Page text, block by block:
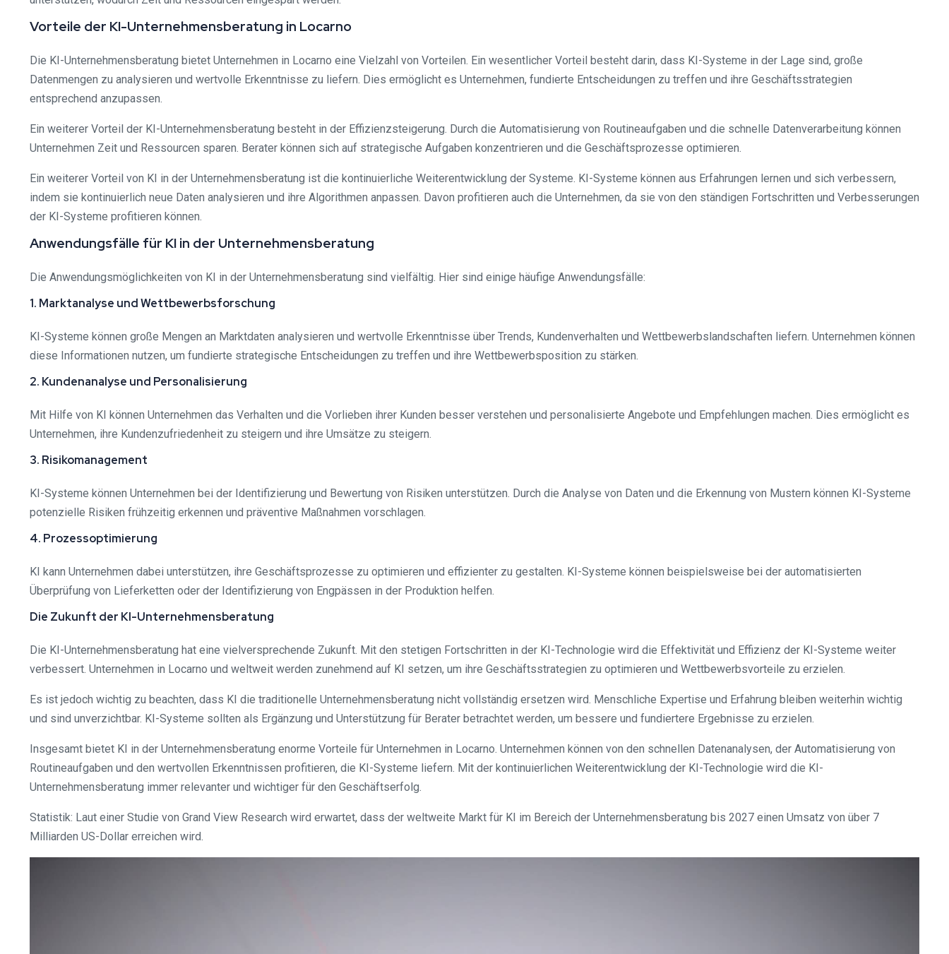
Vorteile der KI-Unternehmensberatung in Locarno
Die KI-Unternehmensberatung bietet Unternehmen in Locarno eine Vielzahl von Vorteilen. Ein wesentlicher Vorteil besteht darin, dass KI-Systeme in der Lage sind, große
Datenmengen zu analysieren und wertvolle Erkenntnisse zu liefern. Dies ermöglicht es Unternehmen, fundierte Entscheidungen zu treffen und ihre Geschäftsstrategien
entsprechend anzupassen.
Ein weiterer Vorteil der KI-Unternehmensberatung besteht in der Effizienzsteigerung. Durch die Automatisierung von Routineaufgaben und die schnelle Datenverarbeitung können
Unternehmen Zeit und Ressourcen sparen. Berater können sich auf strategische Aufgaben konzentrieren und die Geschäftsprozesse optimieren.
Ein weiterer Vorteil von KI in der Unternehmensberatung ist die kontinuierliche Weiterentwicklung der Systeme. KI-Systeme können aus Erfahrungen lernen und sich verbessern,
indem sie kontinuierlich neue Daten analysieren und ihre Algorithmen anpassen. Davon profitieren auch die Unternehmen, da sie von den ständigen Fortschritten und Verbesserungen
der KI-Systeme profitieren können.
Anwendungsfälle für KI in der Unternehmensberatung
Die Anwendungsmöglichkeiten von KI in der Unternehmensberatung sind vielfältig. Hier sind einige häufige Anwendungsfälle:
1. Marktanalyse und Wettbewerbsforschung
KI-Systeme können große Mengen an Marktdaten analysieren und wertvolle Erkenntnisse über Trends, Kundenverhalten und Wettbewerbslandschaften liefern. Unternehmen können
diese Informationen nutzen, um fundierte strategische Entscheidungen zu treffen und ihre Wettbewerbsposition zu stärken.
2. Kundenanalyse und Personalisierung
Mit Hilfe von KI können Unternehmen das Verhalten und die Vorlieben ihrer Kunden besser verstehen und personalisierte Angebote und Empfehlungen machen. Dies ermöglicht es
Unternehmen, ihre Kundenzufriedenheit zu steigern und ihre Umsätze zu steigern.
3. Risikomanagement
KI-Systeme können Unternehmen bei der Identifizierung und Bewertung von Risiken unterstützen. Durch die Analyse von Daten und die Erkennung von Mustern können KI-Systeme
potenzielle Risiken frühzeitig erkennen und präventive Maßnahmen vorschlagen.
4. Prozessoptimierung
KI kann Unternehmen dabei unterstützen, ihre Geschäftsprozesse zu optimieren und effizienter zu gestalten. KI-Systeme können beispielsweise bei der automatisierten
Überprüfung von Lieferketten oder der Identifizierung von Engpässen in der Produktion helfen.
Die Zukunft der KI-Unternehmensberatung
Die KI-Unternehmensberatung hat eine vielversprechende Zukunft. Mit den stetigen Fortschritten in der KI-Technologie wird die Effektivität und Effizienz der KI-Systeme weiter
verbessert. Unternehmen in Locarno und weltweit werden zunehmend auf KI setzen, um ihre Geschäftsstrategien zu optimieren und Wettbewerbsvorteile zu erzielen.
Es ist jedoch wichtig zu beachten, dass KI die traditionelle Unternehmensberatung nicht vollständig ersetzen wird. Menschliche Expertise und Erfahrung bleiben weiterhin wichtig
und sind unverzichtbar. KI-Systeme sollten als Ergänzung und Unterstützung für Berater betrachtet werden, um bessere und fundiertere Ergebnisse zu erzielen.
Insgesamt bietet KI in der Unternehmensberatung enorme Vorteile für Unternehmen in Locarno. Unternehmen können von den schnellen Datenanalysen, der Automatisierung von
Routineaufgaben und den wertvollen Erkenntnissen profitieren, die KI-Systeme liefern. Mit der kontinuierlichen Weiterentwicklung der KI-Technologie wird die KI-
Unternehmensberatung immer relevanter und wichtiger für den Geschäftserfolg.
Statistik: Laut einer Studie von Grand View Research wird erwartet, dass der weltweite Markt für KI im Bereich der Unternehmensberatung bis 2027 einen Umsatz von über 7
Milliarden US-Dollar erreichen wird.